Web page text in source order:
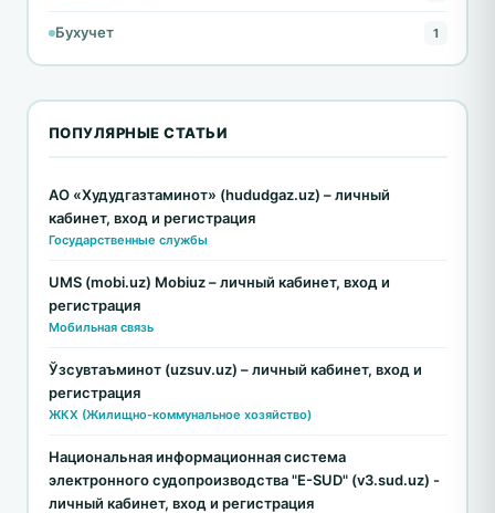
Бухучет 1
ПОПУЛЯРНЫЕ СТАТЬИ
АО «Худудгазтаминот» (hududgaz.uz) – личный
кабинет, вход и регистрация
Государственные службы
UMS (mobi.uz) Mobiuz – личный кабинет, вход и
регистрация
Мобильная связь
Ўзсувтаъминот (uzsuv.uz) – личный кабинет, вход и
регистрация
ЖКХ (Жилищно-коммунальное хозяйство)
Национальная информационная система
электронного судопроизводства "E-SUD" (v3.sud.uz) -
личный кабинет, вход и регистрация